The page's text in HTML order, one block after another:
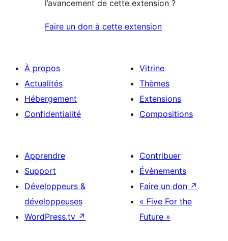
l’avancement de cette extension ?
Faire un don à cette extension
À propos
Actualités
Hébergement
Confidentialité
Vitrine
Thèmes
Extensions
Compositions
Apprendre
Support
Développeurs &
développeuses
WordPress.tv ↗
Contribuer
Évènements
Faire un don ↗
« Five For the
Future »